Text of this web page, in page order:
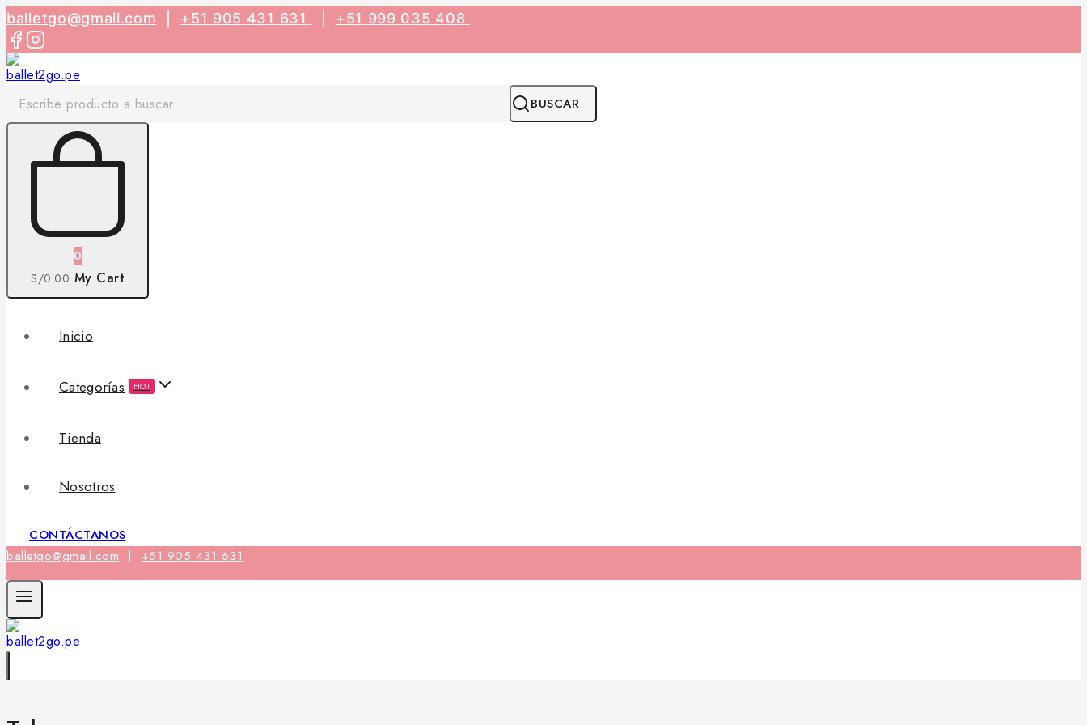
balletgo@gmail.com +51 905 431 631 +51 999 035 408
BUSCAR
0
S/0.00 My Cart
Inicio
Categorías HOT
Tienda
Nosotros
CONTÁCTANOS
balletgo@gmail.com | +51 905 431 631